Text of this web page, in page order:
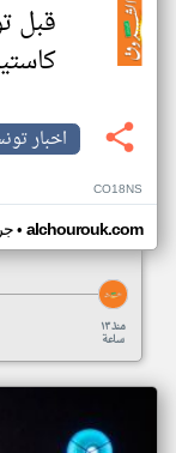
قبل
اخبار
CO18NS
• alchourouk.com
منذ ١٣
ساعة